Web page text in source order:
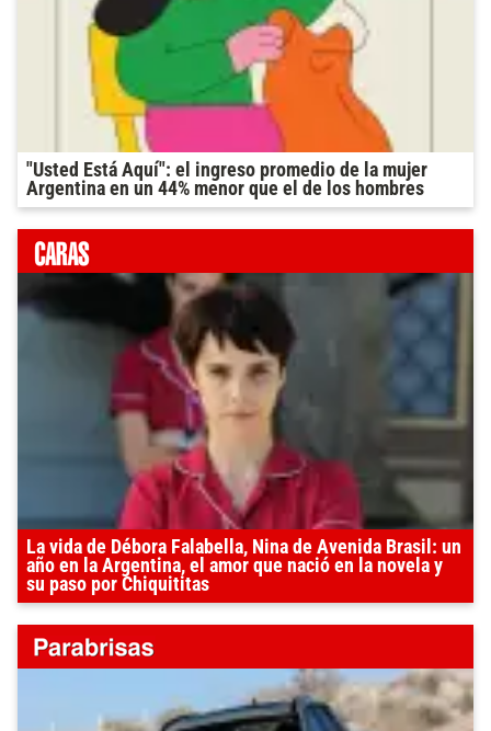
"Usted Está Aquí": el ingreso promedio de la mujer
Argentina en un 44% menor que el de los hombres
La vida de Débora Falabella, Nina de Avenida Brasil: un
año en la Argentina, el amor que nació en la novela y
su paso por Chiquititas